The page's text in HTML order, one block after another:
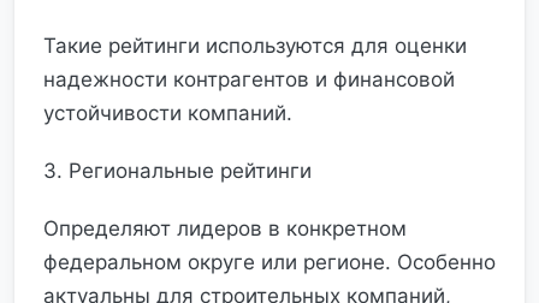
Такие рейтинги используются для оценки
надежности контрагентов и финансовой
устойчивости компаний.
3. Региональные рейтинги
Определяют лидеров в конкретном
федеральном округе или регионе. Особенно
актуальны для строительных компаний,